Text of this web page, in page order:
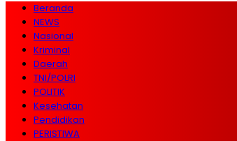
Beranda
NEWS
Nasional
Kriminal
Daerah
TNI/POLRI
POLITIK
Kesehatan
Pendidikan
PERISTIWA